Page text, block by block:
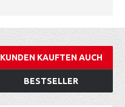
KUNDEN KAUFTEN AUCH
BESTSELLER